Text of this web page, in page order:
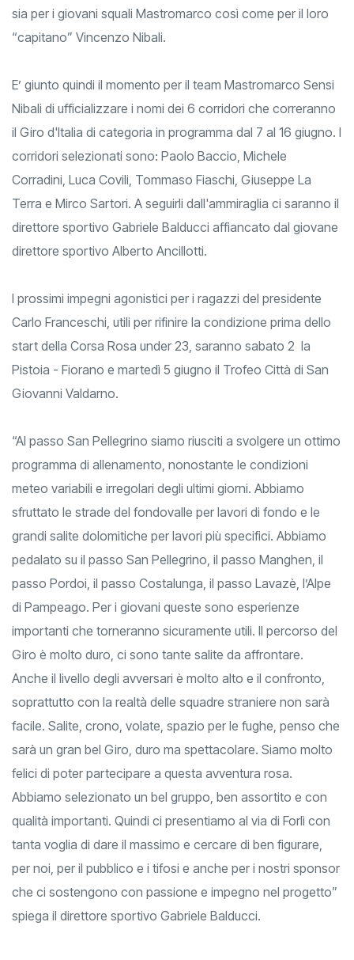
sia per i giovani squali Mastromarco così come per il loro
“capitano” Vincenzo Nibali.
E’ giunto quindi il momento per il team Mastromarco Sensi
Nibali di ufficializzare i nomi dei 6 corridori che correranno
il Giro d'Italia di categoria in programma dal 7 al 16 giugno. I
corridori selezionati sono: Paolo Baccio, Michele
Corradini, Luca Covili, Tommaso Fiaschi, Giuseppe La
Terra e Mirco Sartori. A seguirli dall'ammiraglia ci saranno il
direttore sportivo Gabriele Balducci affiancato dal giovane
direttore sportivo Alberto Ancillotti.
I prossimi impegni agonistici per i ragazzi del presidente
Carlo Franceschi, utili per rifinire la condizione prima dello
start della Corsa Rosa under 23, saranno sabato 2 la
Pistoia - Fiorano e martedì 5 giugno il Trofeo Città di San
Giovanni Valdarno.
“Al passo San Pellegrino siamo riusciti a svolgere un ottimo
programma di allenamento, nonostante le condizioni
meteo variabili e irregolari degli ultimi giorni. Abbiamo
sfruttato le strade del fondovalle per lavori di fondo e le
grandi salite dolomitiche per lavori più specifici. Abbiamo
pedalato su il passo San Pellegrino, il passo Manghen, il
passo Pordoi, il passo Costalunga, il passo Lavazè, l’Alpe
di Pampeago. Per i giovani queste sono esperienze
importanti che torneranno sicuramente utili. Il percorso del
Giro è molto duro, ci sono tante salite da affrontare.
Anche il livello degli avversari è molto alto e il confronto,
soprattutto con la realtà delle squadre straniere non sarà
facile. Salite, crono, volate, spazio per le fughe, penso che
sarà un gran bel Giro, duro ma spettacolare. Siamo molto
felici di poter partecipare a questa avventura rosa.
Abbiamo selezionato un bel gruppo, ben assortito e con
qualità importanti. Quindi ci presentiamo al via di Forlì con
tanta voglia di dare il massimo e cercare di ben figurare,
per noi, per il pubblico e i tifosi e anche per i nostri sponsor
che ci sostengono con passione e impegno nel progetto”
spiega il direttore sportivo Gabriele Balducci.